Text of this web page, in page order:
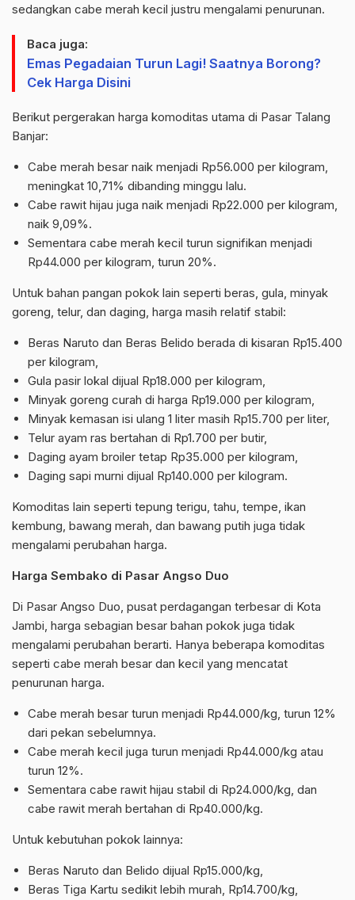
sedangkan cabe merah kecil justru mengalami penurunan.
Baca juga:
Emas Pegadaian Turun Lagi! Saatnya Borong?
Cek Harga Disini
Berikut pergerakan harga komoditas utama di Pasar Talang
Banjar:
Cabe merah besar naik menjadi Rp56.000 per kilogram,
meningkat 10,71% dibanding minggu lalu.
Cabe rawit hijau juga naik menjadi Rp22.000 per kilogram,
naik 9,09%.
Sementara cabe merah kecil turun signifikan menjadi
Rp44.000 per kilogram, turun 20%.
Untuk bahan pangan pokok lain seperti beras, gula, minyak
goreng, telur, dan daging, harga masih relatif stabil:
Beras Naruto dan Beras Belido berada di kisaran Rp15.400
per kilogram,
Gula pasir lokal dijual Rp18.000 per kilogram,
Minyak goreng curah di harga Rp19.000 per kilogram,
Minyak kemasan isi ulang 1 liter masih Rp15.700 per liter,
Telur ayam ras bertahan di Rp1.700 per butir,
Daging ayam broiler tetap Rp35.000 per kilogram,
Daging sapi murni dijual Rp140.000 per kilogram.
Komoditas lain seperti tepung terigu, tahu, tempe, ikan
kembung, bawang merah, dan bawang putih juga tidak
mengalami perubahan harga.
Harga Sembako di Pasar Angso Duo
Di Pasar Angso Duo, pusat perdagangan terbesar di Kota
Jambi, harga sebagian besar bahan pokok juga tidak
mengalami perubahan berarti. Hanya beberapa komoditas
seperti cabe merah besar dan kecil yang mencatat
penurunan harga.
Cabe merah besar turun menjadi Rp44.000/kg, turun 12%
dari pekan sebelumnya.
Cabe merah kecil juga turun menjadi Rp44.000/kg atau
turun 12%.
Sementara cabe rawit hijau stabil di Rp24.000/kg, dan
cabe rawit merah bertahan di Rp40.000/kg.
Untuk kebutuhan pokok lainnya:
Beras Naruto dan Belido dijual Rp15.000/kg,
Beras Tiga Kartu sedikit lebih murah, Rp14.700/kg,